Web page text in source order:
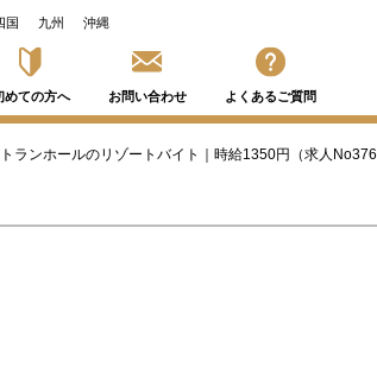
国 九州 沖縄
めての方へ お問い合わせ よくあるご質問
ランホールのリゾートバイト｜時給1350円（求人